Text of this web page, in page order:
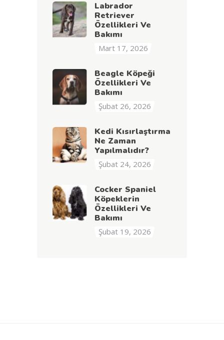
Labrador
Retriever
Özellikleri Ve
Bakımı
Mart 17, 2026
Beagle Köpeği
Özellikleri Ve
Bakımı
Şubat 26, 2026
Kedi Kısırlaştırma
Ne Zaman
Yapılmalıdır?
Şubat 24, 2026
Cocker Spaniel
Köpeklerin
Özellikleri Ve
Bakımı
Şubat 19, 2026